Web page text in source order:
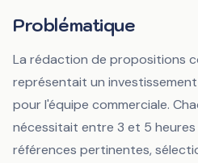
Problématique
La rédaction de propositions
représentait un
pour l'équipe commerciale.
nécessitait entre 3 et 5
références pertinentes,